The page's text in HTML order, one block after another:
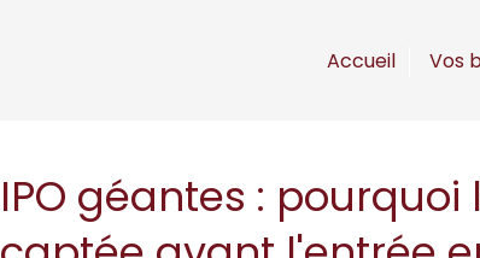
Accueil Vos
IPO géantes :